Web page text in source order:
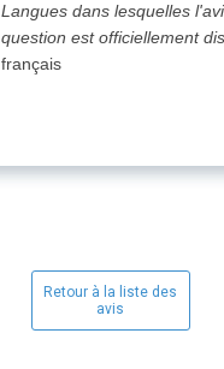
Langues dans lesquelles
question est officiellement
français
Retour à la liste des
avis